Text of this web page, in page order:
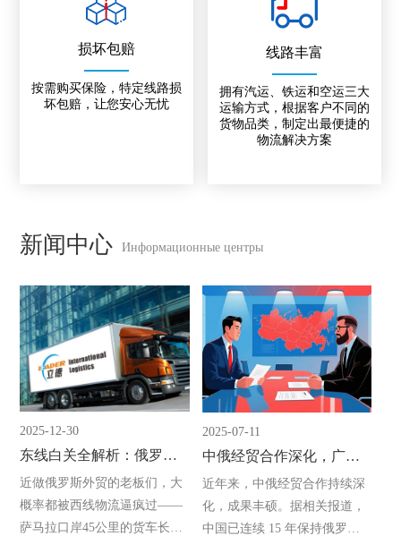
损坏包赔
按需购买保险，特定线路损
坏包赔，让您安心无忧
线路丰富
拥有汽运、铁运和空运三大
运输方式，根据客户不同的
货物品类，制定出最便捷的
物流解决方案
新闻中心 Информационные центры
2025-12-30
东线白关全解析：俄罗斯跨境物流的靠谱之选
近做俄罗斯外贸的老板们，大
概率都被西线物流逼疯过——
萨马拉口岸45公里的货车长
2025-07-11
中俄经贸合作深化，广州立德国际物流助力双边发展
近年来，中俄经贸合作持续深
化，成果丰硕。据相关报道，
中国已连续 15 年保持俄罗斯